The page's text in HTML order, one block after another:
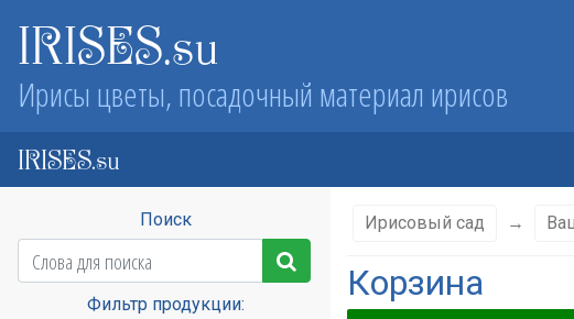
IRISES.su
Ирисы цветы, посадочный материал ирисов
IRISES.su
Поиск
Фильтр продукции:
Ирисовый сад →
Корзина